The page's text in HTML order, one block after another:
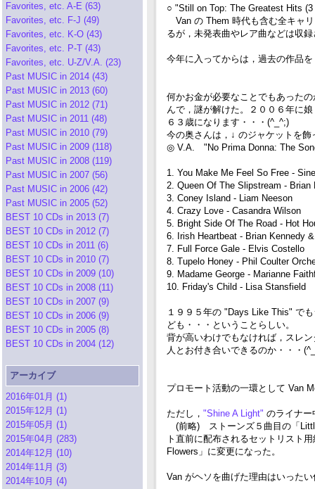
Favorites, etc. A-E (63)
Favorites, etc. F-J (49)
Favorites, etc. K-O (43)
Favorites, etc. P-T (43)
Favorites, etc. U-Z/V.A. (23)
Past MUSIC in 2014 (43)
Past MUSIC in 2013 (60)
Past MUSIC in 2012 (71)
Past MUSIC in 2011 (48)
Past MUSIC in 2010 (79)
Past MUSIC in 2009 (118)
Past MUSIC in 2008 (119)
Past MUSIC in 2007 (56)
Past MUSIC in 2006 (42)
Past MUSIC in 2005 (52)
BEST 10 CDs in 2013 (7)
BEST 10 CDs in 2012 (7)
BEST 10 CDs in 2011 (6)
BEST 10 CDs in 2010 (7)
BEST 10 CDs in 2009 (10)
BEST 10 CDs in 2008 (11)
BEST 10 CDs in 2007 (9)
BEST 10 CDs in 2006 (9)
BEST 10 CDs in 2005 (8)
BEST 10 CDs in 2004 (12)
アーカイブ
2016年01月 (1)
2015年12月 (1)
2015年05月 (1)
2015年04月 (283)
2014年12月 (10)
2014年11月 (3)
2014年10月 (4)
○ "Still on Top: The Greatest Hits
Van の Them 時代も含む全キャ
るが，未発表曲やレア曲などは収
今年に入ってからは，過去の作品
何かお金が必要なことでもあった
んで，謎が解けた。２００６年に
６３歳になります・・・(^_^;)
今の奥さんは，↓ のジャケットを
◎ V.A. "No Prima Donna: The
1. You Make Me Feel So Free -
2. Queen Of The Slipstream - Brian
3. Coney Island - Liam Neeson
4. Crazy Love - Casandra Wilson
5. Bright Side Of The Road - Hot
6. Irish Heartbeat - Brian Kennedy
7. Full Force Gale - Elvis Costello
8. Tupelo Honey - Phil Coulter
9. Madame George - Marianne
10. Friday's Child - Lisa Stansfield
１９９５年の "Days Like This" で
ども・・・ということらしい。
背が高いわけでもなければ，スレ
人とお付き合いできるのか・・・
プロモート活動の一環として Van
ただし， "Shine A Light" のライナー
(前略) ストーンズ５曲目の「
ト直前に配布されるセットリスト
Flowers」に変更になった。
Van がヘソを曲げた理由はいった